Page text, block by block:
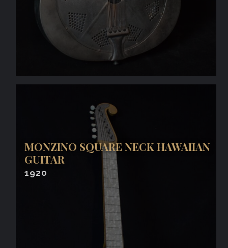
MONZINO SQUARE NECK HAWAIIAN
GUITAR
1920